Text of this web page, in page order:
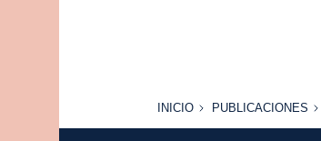
INICIO
INICIO PUBLICACIONES
PUBLICACIONES